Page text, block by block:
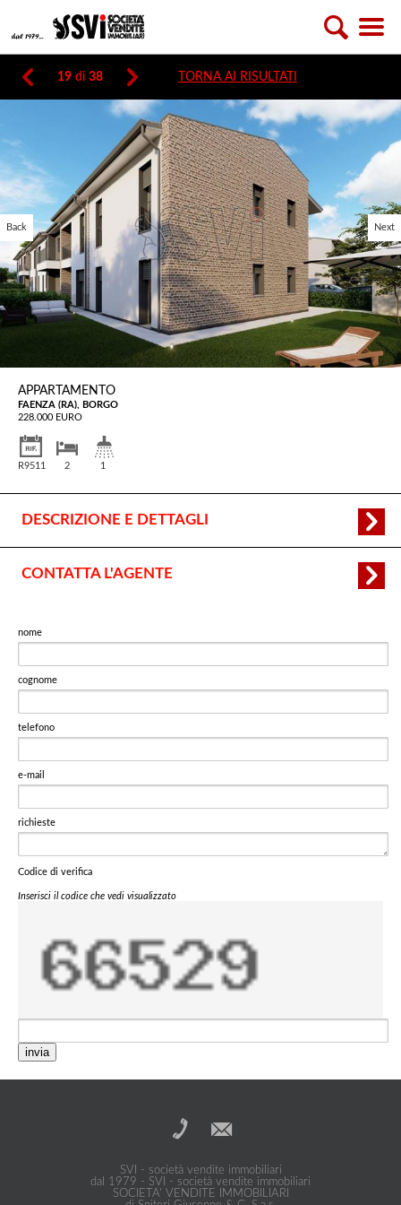
19 di 38 TORNA AI RISULTATI
Back Next
APPARTAMENTO
FAENZA (RA), BORGO
228.000 EURO
R9511 2 1
DESCRIZIONE E DETTAGLI
CONTATTA L'AGENTE
nome
cognome
telefono
e-mail
richieste
Codice di verifica
Inserisci il codice che vedi visualizzato
invia
SVI - società vendite immobiliari
dal 1979 - SVI - società vendite immobiliari
SOCIETA' VENDITE IMMOBILIARI